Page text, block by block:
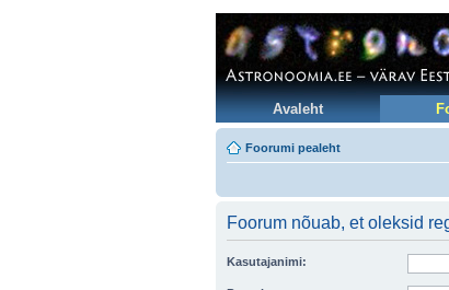
Avaleht
Foorumi pealeht
Foorum nõuab, et oleksid
Kasutajanimi: